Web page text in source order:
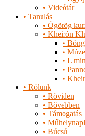
• Videótár
• Tanulás
• Ógörög
• Kheirón
•
•
• L
•
•
• Rólunk
• Röviden
• Bővebben
• Támogatás
•
• Búcsú